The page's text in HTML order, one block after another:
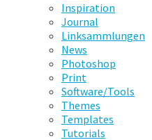
Inspiration
Journal
Linksammlungen
News
Photoshop
Print
Software/Tools
Themes
Templates
Tutorials